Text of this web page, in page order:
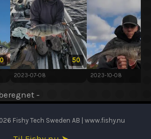
50
2023-07-08 2023-10-08
-
Fishy Tech Sweden AB | www.fishy.nu